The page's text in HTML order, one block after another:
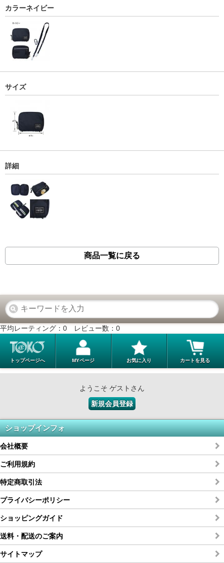
カラーネイビー
サイズ
詳細
商品一覧に戻る
平均レーティング： 0 レビュー数： 0
トップページへ MYページ お気に入り カートを見る
ようこそ ゲストさん
新規会員登録
ショップインフォ
会社概要
ご利用規約
特定商取引法
プライバシーポリシー
ショッピングガイド
送料・配送のご案内
サイトマップ